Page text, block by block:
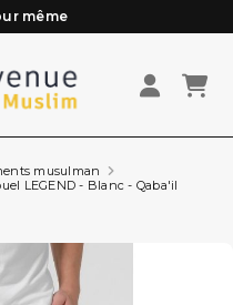
(lun au Vend)
musulman
LEGEND - Blanc - Qaba'il